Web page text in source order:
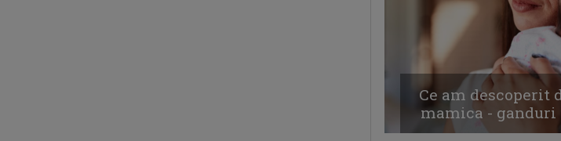
Ce am descoperit
mamica - ganduri